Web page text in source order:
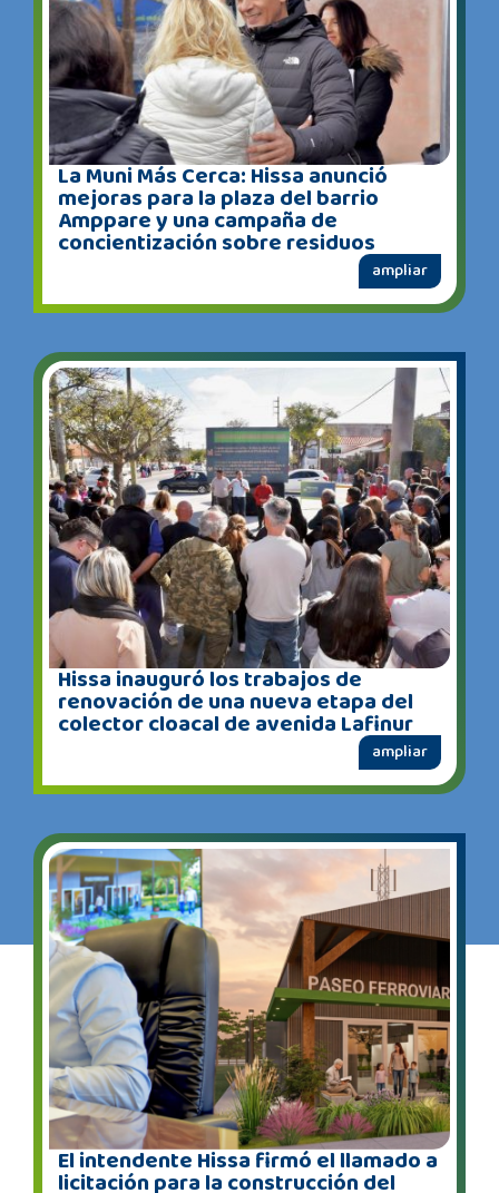
La Muni Más Cerca: Hissa anunció
mejoras para la plaza del barrio
Amppare y una campaña de
concientización sobre residuos
ampliar
Hissa inauguró los trabajos de
renovación de una nueva etapa del
colector cloacal de avenida Lafinur
ampliar
El intendente Hissa firmó el llamado a
licitación para la construcción del